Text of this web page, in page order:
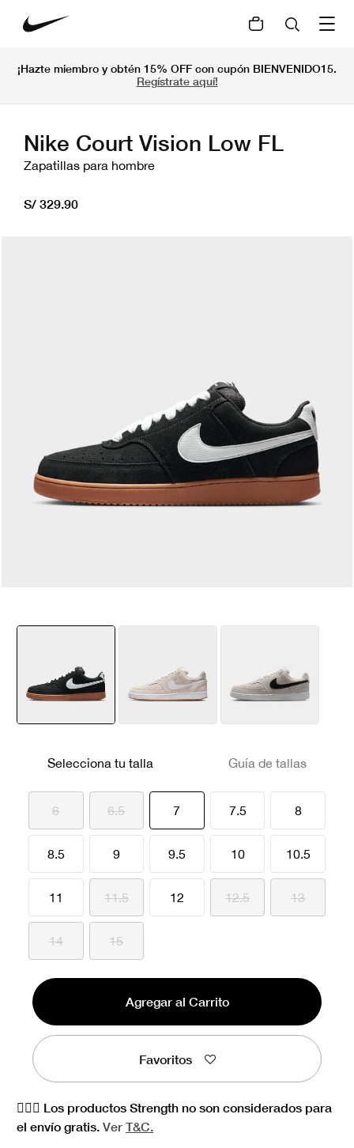
¡Hazte miembro y obtén 15% OFF con cupón BIENVENIDO15.
Regístrate aquí!
Nike Court Vision Low FL
Zapatillas para hombre
S/ 329.90
Selecciona tu talla Guía de tallas
6 6.5 7seleccionado
7.5 8
8.5 9 9.5 10 10.5
11 11.5 12 12.5 13
14 15
Agregar al Carrito
Favoritos
🏋🏻‍♀️ Los productos Strength no son considerados para
el envío gratis. Ver T&C.